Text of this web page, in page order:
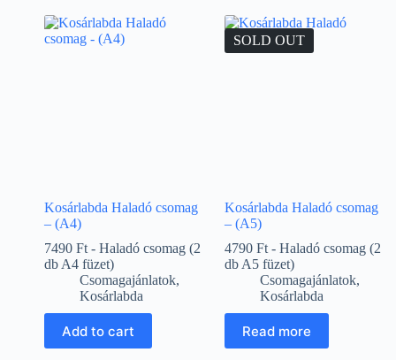
Kosárlabda Haladó csomag
– (A4)
7490 Ft - Haladó csomag (2
db A4 füzet)
Csomagajánlatok,
Kosárlabda
Add to cart
SOLD OUT
Kosárlabda Haladó csomag
– (A5)
4790 Ft - Haladó csomag (2
db A5 füzet)
Csomagajánlatok,
Kosárlabda
Read more